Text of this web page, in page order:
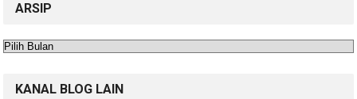
ARSIP
Arsip
KANAL BLOG LAIN